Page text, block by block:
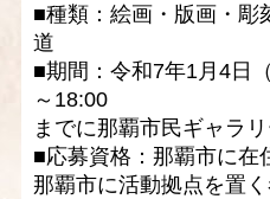
■種類：絵画・版画・彫
道
■期間：令和7年1月4日
～18:00
までに那覇市民ギャラ
■応募資格：那覇市に在
那覇市に活動拠点を置